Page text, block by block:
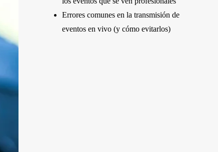
Errores comunes en la transmisión de
eventos en vivo (y cómo evitarlos)